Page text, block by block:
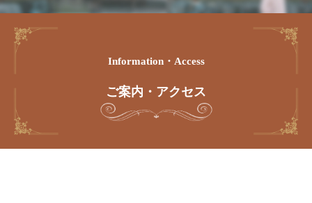
Information・access
ご案内・アクセス